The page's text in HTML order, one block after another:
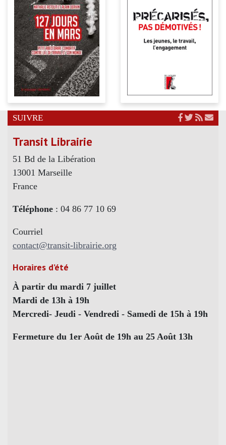
SUIVRE
Transit Librairie
51 Bd de la Libération
13001 Marseille
France
Téléphone : 04 86 77 10 69
Courriel
contact@transit-librairie.org
Horaires d’été
À partir du mardi 7 juillet
Mardi de 13h à 19h
Mercredi- Jeudi - Vendredi - Samedi de 15h à 19h
Fermeture du 1er Août de 19h au 25 Août 13h